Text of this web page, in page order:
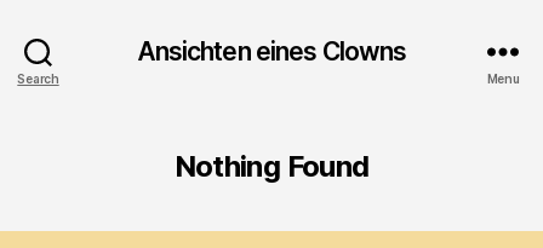
Search
Ansichten eines Clowns
Menu
Nothing Found